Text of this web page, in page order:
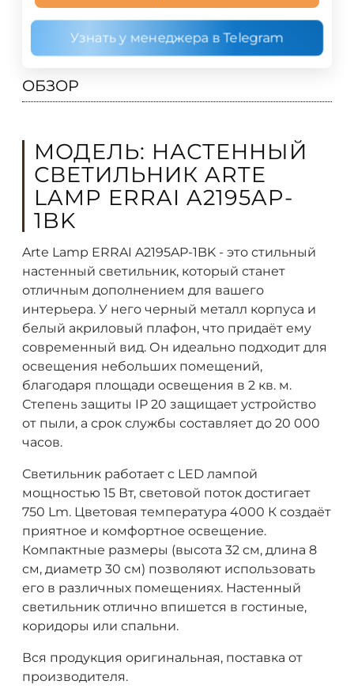
Узнать у менеджера в Telegram
ОБЗОР
МОДЕЛЬ: НАСТЕННЫЙ
СВЕТИЛЬНИК ARTE
LAMP ERRAI A2195AP-
1BK
Arte Lamp ERRAI A2195AP-1BK - это стильный
настенный светильник, который станет
отличным дополнением для вашего
интерьера. У него черный металл корпуса и
белый акриловый плафон, что придаёт ему
современный вид. Он идеально подходит для
освещения небольших помещений,
благодаря площади освещения в 2 кв. м.
Степень защиты IP 20 защищает устройство
от пыли, а срок службы составляет до 20 000
часов.
Светильник работает с LED лампой
мощностью 15 Вт, световой поток достигает
750 Lm. Цветовая температура 4000 К создаёт
приятное и комфортное освещение.
Компактные размеры (высота 32 см, длина 8
см, диаметр 30 см) позволяют использовать
его в различных помещениях. Настенный
светильник отлично впишется в гостиные,
коридоры или спальни.
Вся продукция оригинальная, поставка от
производителя.